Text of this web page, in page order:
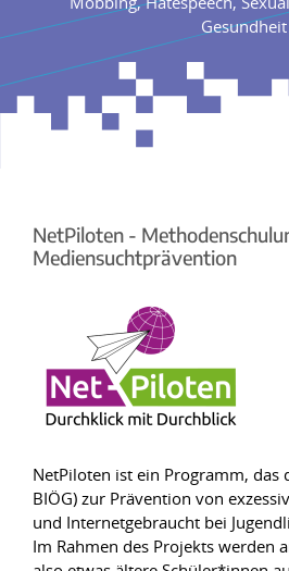
Gesundheit
NetPiloten -
Mediensuchtprävention
NetPiloten ist ein Programm, das
BIÖG) zur Prävention von
und Internetgebraucht bei
Im Rahmen des Projekts werden